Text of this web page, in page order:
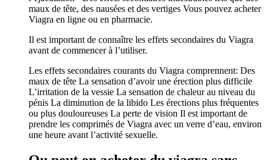
maux de tête, des nausées et des vertiges Vous pouvez acheter
Viagra en ligne ou en pharmacie.
Il est important de connaître les effets secondaires du Viagra
avant de commencer à l’utiliser.
Les effets secondaires courants du Viagra comprennent: Des
maux de tête La sensation d’avoir une érection plus difficile
L’irritation de la vessie La sensation de chaleur au niveau du
pénis La diminution de la libido Les érections plus fréquentes
ou plus douloureuses La perte de vision Il est important de
prendre les comprimés de Viagra avec un verre d’eau, environ
une heure avant l’activité sexuelle.